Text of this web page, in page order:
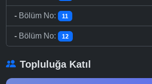
- Bölüm No: 11
- Bölüm No: 12
Topluluğa Katıl